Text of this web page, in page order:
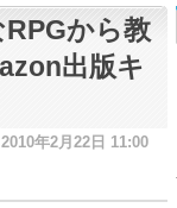
RPGから教
出版キ
年2月22日 11:00